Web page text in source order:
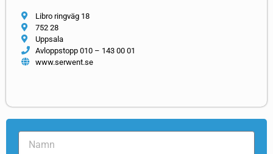
Libro ringväg 18
752 28
Uppsala
Avloppstopp 010 – 143 00 01
www.serwent.se